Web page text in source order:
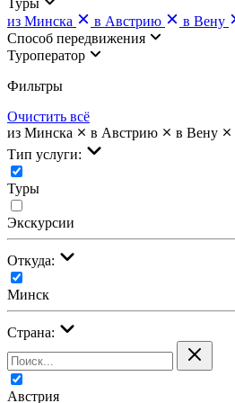
из Минска
в Австрию в Вену
Cпособ передвижения
Туроператор
Фильтры
Очистить всё
из Минска
в Австрию в Вену
Тип услуги:
Туры
Экскурсии
Откуда:
Минск
Страна:
Австрия